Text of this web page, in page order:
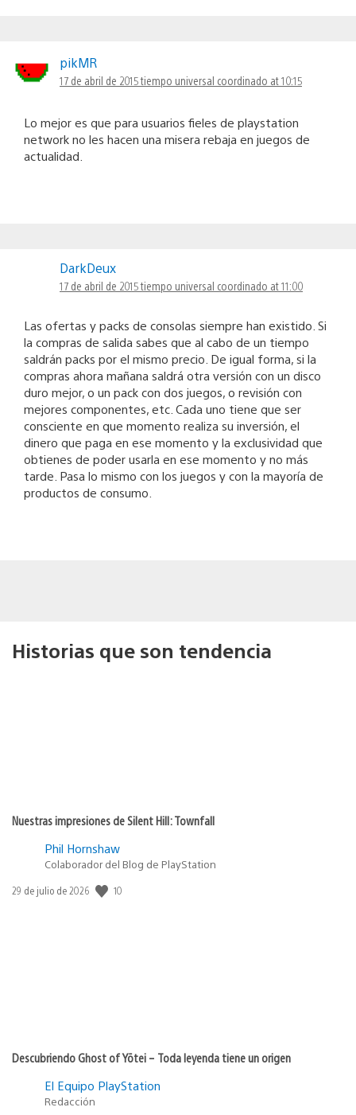
pikMR
17 de abril de 2015 tiempo universal coordinado at 10:15
Lo mejor es que para usuarios fieles de playstation
network no les hacen una misera rebaja en juegos de
actualidad.
DarkDeux
17 de abril de 2015 tiempo universal coordinado at 11:00
Las ofertas y packs de consolas siempre han existido. Si
la compras de salida sabes que al cabo de un tiempo
saldrán packs por el mismo precio. De igual forma, si la
compras ahora mañana saldrá otra versión con un disco
duro mejor, o un pack con dos juegos, o revisión con
mejores componentes, etc. Cada uno tiene que ser
consciente en que momento realiza su inversión, el
dinero que paga en ese momento y la exclusividad que
obtienes de poder usarla en ese momento y no más
tarde. Pasa lo mismo con los juegos y con la mayoría de
productos de consumo.
Historias que son tendencia
Nuestras impresiones de Silent Hill: Townfall
Phil Hornshaw
Colaborador del Blog de PlayStation
Fecha
29 de julio de 2026 10
Descubriendo Ghost of Yōtei – Toda leyenda tiene un origen
El Equipo PlayStation
Redacción